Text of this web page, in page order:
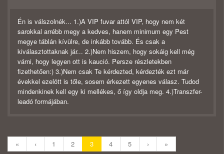
Én is válszolnék... 1.)A VIP fuvar attól VIP, hogy nem két
sarokkal arrébb megy a kedves, hanem minimum egy Pest
megye táblán kívülre, de inkább tovább. És csak a
kiválasztottaknak jár... 2.)Nem hiszem, hogy sokáig kell még
várni, hogy legyen ott is kaució. Persze részletekben
fizethetően:) 3.)Nem csak Te kérdezted, kérdezték ezt már
évekkel ezelött is tőle, sosem érkezett egyenes válasz. Tudod
mindenkinek kell egy ki mellékes, ő így oldja meg. 4.)Transzfer-
leadó formájában.
« ‹ 1 2 3 4 5 › »